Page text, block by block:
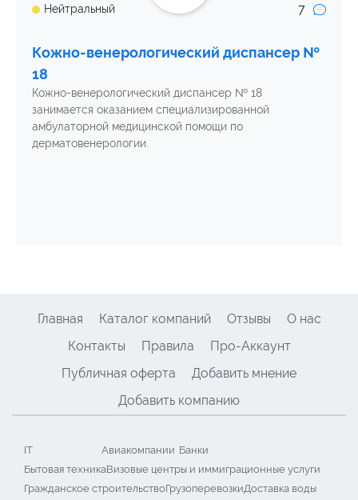
Нейтральный 7
Кожно-венерологический диспансер №
18
Кожно-венерологический диспансер № 18
занимается оказанием специализированной
амбулаторной медицинской помощи по
дерматовенерологии.
Главная Каталог компаний Отзывы
О нас
Контакты
Правила
Про-Аккаунт
Публичная оферта
Добавить мнение
Добавить компанию
IT Авиакомпании Банки
Бытовая техникаВизовые центры и иммиграционные услуги
Гражданское строительствоГрузоперевозкиДоставка воды